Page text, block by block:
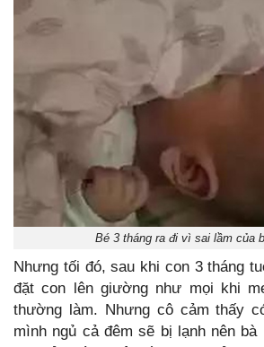
Bé 3 tháng ra đi vì sai lầm của
Nhưng tối đó, sau khi con 3 tháng
đặt con lên giường như mọi khi
thường làm. Nhưng cô cảm thấy
mình ngủ cả đêm sẽ bị lạnh nên bà